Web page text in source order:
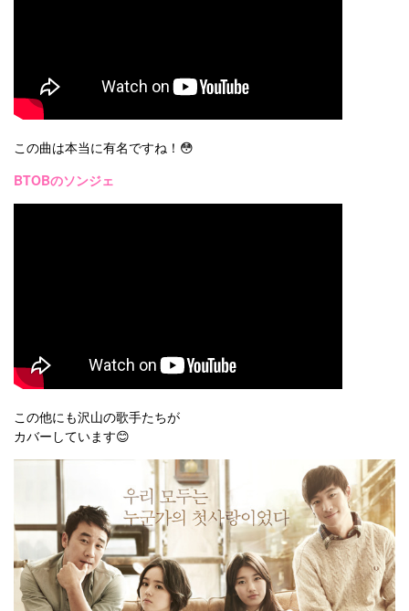
この曲は本当に有名ですね！😳
BTOBのソンジェ
この他にも沢山の歌手たちが
カバーしています😊